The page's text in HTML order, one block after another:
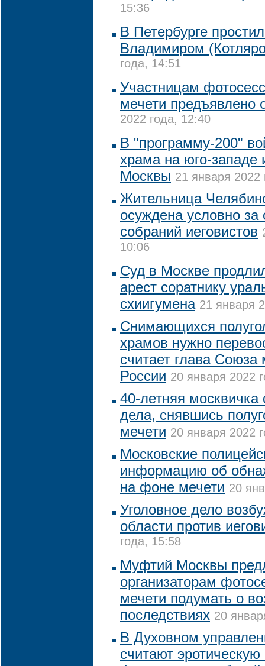
15:36
В Петербурге
Владимиром
года, 14:51
Участницам
мечети предъявлено
2022 года, 12:40
В "программу-200"
храма на юго-западе
Москвы 21 января 2022
Жительница
осуждена условно за
собраний иеговистов
10:06
Суд в Москве
арест соратнику
схиигумена 21 января
Снимающихся
храмов нужно
считает глава Союза
России 20 января 2022
40-летняя москвичка
дела, снявшись
мечети 20 января 2022
Московские
информацию об
на фоне мечети 20
Уголовное дело
области против
года, 15:58
Муфтий Москвы
организаторам
мечети подумать о
последствиях 20
В Духовном
считают